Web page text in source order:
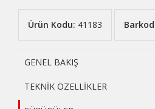
Ürün Kodu: 41183
GENEL BAKIŞ
TEKNİK ÖZELLİKLER